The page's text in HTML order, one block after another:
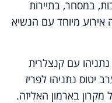
במסחר, בתיירות
מיוחד עם הנשיא
נתניהו עם קנצלרית
נתניהו לפריז
בארמון האליזה.